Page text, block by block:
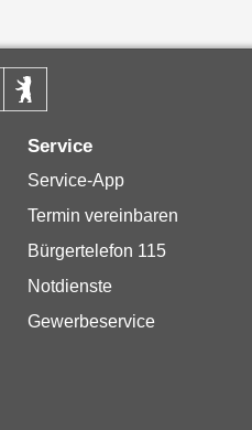
Service
Service-App
Termin vereinbaren
Bürgertelefon 115
Notdienste
Gewerbeservice